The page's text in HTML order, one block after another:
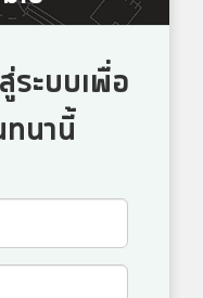
ระบบเพื่อ
นานี้